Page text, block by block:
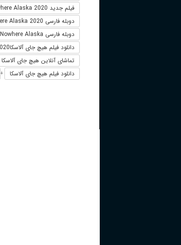
فیلم جدید Nowhere Alaska 2020
دوبله فارسی Nowhere Alaska 2020
دوبله فارسی Nowhere Alaska
دانلود فیلم هیچ جای آلاسکاNowhere Alaska 2020
تماشای آنلاین هیچ جای آلاسکا 2020
دانلود فیلم هیچ جای آلاسکا +